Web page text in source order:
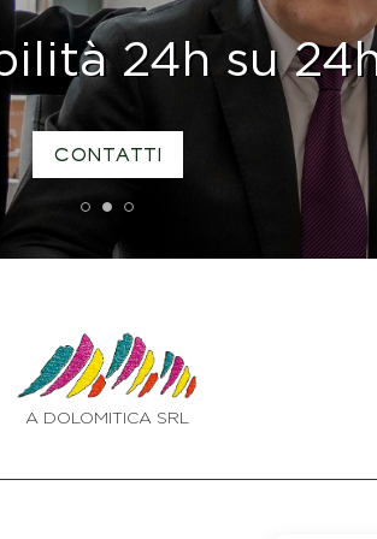
1 2 3
24h su
CONTATTI
A DOLOMITICA SRL